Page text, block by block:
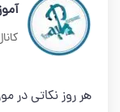
هر روز نکاتی در